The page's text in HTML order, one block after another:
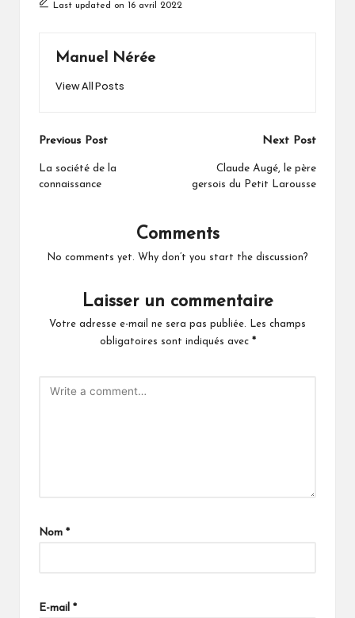
Last updated on 16 avril 2022
Manuel Nérée
View All Posts
Post
navigation
Previous Post
La société de la
connaissance
Next Post
Claude Augé, le père
gersois du Petit Larousse
Comments
No comments yet. Why don’t you start the discussion?
Laisser un commentaire
Votre adresse e-mail ne sera pas publiée.
Les champs
obligatoires sont indiqués avec *
Nom *
E-mail *